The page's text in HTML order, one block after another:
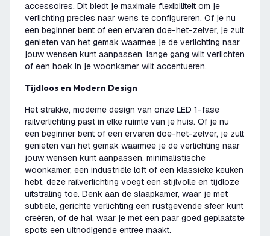
accessoires. Dit biedt je maximale flexibiliteit om je
verlichting precies naar wens te configureren, Of je nu
een beginner bent of een ervaren doe-het-zelver, je zult
genieten van het gemak waarmee je de verlichting naar
jouw wensen kunt aanpassen. lange gang wilt verlichten
of een hoek in je woonkamer wilt accentueren.
Tijdloos en Modern Design
Het strakke, moderne design van onze LED 1-fase
railverlichting past in elke ruimte van je huis. Of je nu
een beginner bent of een ervaren doe-het-zelver, je zult
genieten van het gemak waarmee je de verlichting naar
jouw wensen kunt aanpassen. minimalistische
woonkamer, een industriële loft of een klassieke keuken
hebt, deze railverlichting voegt een stijlvolle en tijdloze
uitstraling toe. Denk aan de slaapkamer, waar je met
subtiele, gerichte verlichting een rustgevende sfeer kunt
creëren, of de hal, waar je met een paar goed geplaatste
spots een uitnodigende entree maakt.